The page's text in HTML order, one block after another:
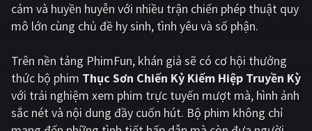
QUỐC GIA
Hàn Quốc Nhật Bản
Ấn Độ Việt Nam
Tổng hợp
cảm và huyền huyễn với nhiều trận chiến phép thuật quy
mô lớn cùng chủ đề hy sinh, tình yêu và số phận.
Trên nền tảng PhimFun, khán giả sẽ có cơ hội thưởng
thức bộ phim Thục Sơn Chiến Kỷ Kiếm Hiệp Truyền Kỳ
với trải nghiệm xem phim trực tuyến mượt mà, hình ảnh
sắc nét và nội dung đầy cuốn hút. Bộ phim không chỉ